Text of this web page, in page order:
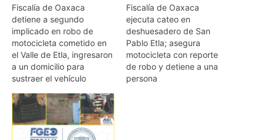
Fiscalía de Oaxaca
detiene a segundo
implicado en robo de
motocicleta cometido en
el Valle de Etla, ingresaron
a un domicilio para
sustraer el vehículo
Fiscalía de Oaxaca
ejecuta cateo en
deshuesadero de San
Pablo Etla; asegura
motocicleta con reporte
de robo y detiene a una
persona